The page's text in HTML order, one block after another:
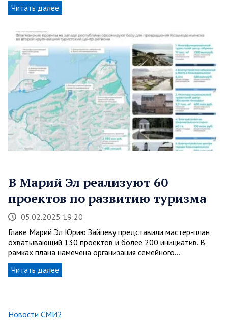
Читать далее
В Марий Эл реализуют 60
проектов по развитию туризма
05.02.2025 19:20
Главе Марий Эл Юрию Зайцеву представили мастер-план,
охватывающий 130 проектов и более 200 инициатив. В
рамках плана намечена организация семейного…
Читать далее
Новости СМИ2